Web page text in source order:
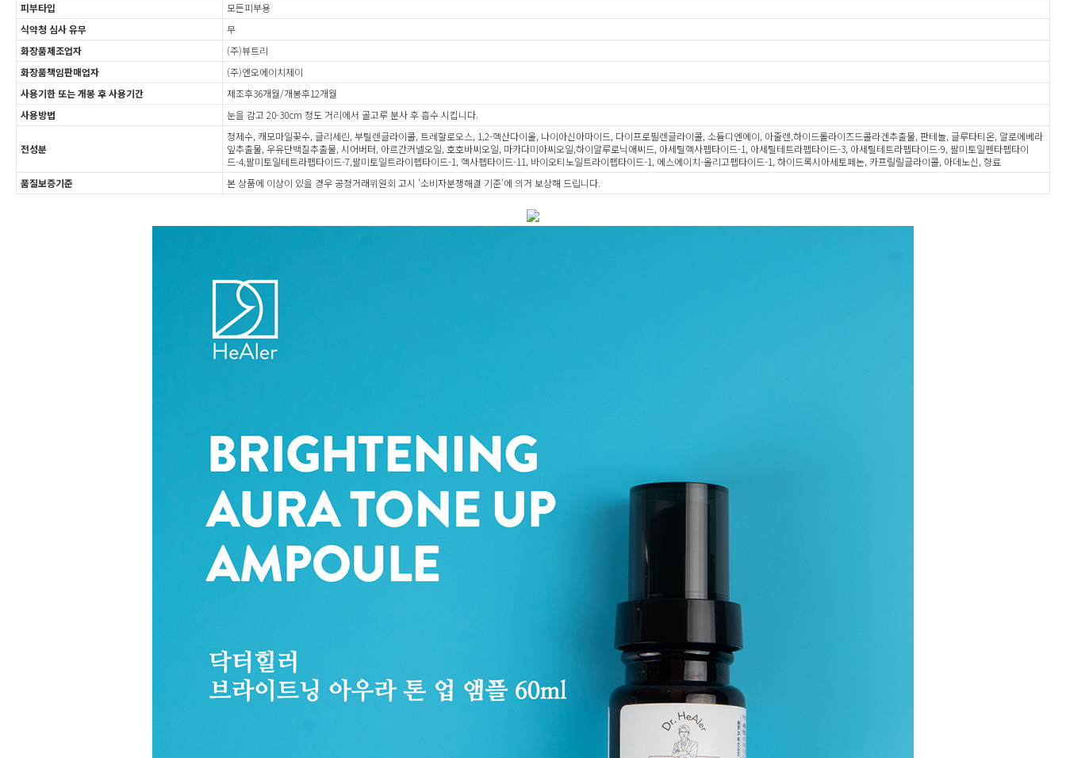
피부타입
모든피부용
식약청 심사 유무
무
화장품제조업자
(주)뷰트리
화장품책임판매업자
(주)엔오에이치제이
사용기한 또는 개봉 후 사용기간
제조후36개월/개봉후12개월
사용방법
눈을 감고 20-30cm 정도 거리에서 골고루 분사 후 흡수 시킵니다.
전성분
정제수, 캐모마일꽃수, 글리세린, 부틸렌글라이콜, 트레할로오스, 1,2-헥산다이올, 나이아신아마이드, 다이프로필렌글라이콜, 소듐디엔에이, 아줄렌,하이드롤라이즈드콜라겐추출물, 판테놀, 글루타티온, 알로에베라
잎추출물, 우유단백질추출물, 시어버터, 아르간커넬오일, 호호바씨오일, 마카다미아씨오일,하이알루로닉애씨드, 아세틸헥사펩타이드-1, 아세틸테트라펩타이드-3, 아세틸테트라펩타이드-9, 팔미토일펜타펩타이
드-4,팔미토일테트라펩타이드-7,팔미토일트라이펩타이드-1, 헥사펩타이드-11, 바이오티노일트라이펩타이드-1, 에스에이치-올리고펩타이드-1, 하이드록시아세토페논, 카프릴릴글라이콜, 아데노신, 향료
품질보증기준
본 상품에 이상이 있을 경우 공정거래위원회 고시 '소비자분쟁해결 기준'에 의거 보상해 드립니다.